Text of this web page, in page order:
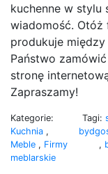
kuchenne w stylu
wiadomość. Otóż
produkuje
Państwo
stronę
Zapraszamy!
Kategorie:
Kuchnia ,
Meble , Firmy
meblarskie
Tagi:
,